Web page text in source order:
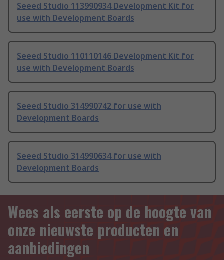
Seeed Studio 113990934 Development Kit for
use with Development Boards
Seeed Studio 110110146 Development Kit for
use with Development Boards
Seeed Studio 314990742 for use with
Development Boards
Seeed Studio 314990634 for use with
Development Boards
Wees als eerste op de hoogte van
onze nieuwste producten en
aanbiedingen